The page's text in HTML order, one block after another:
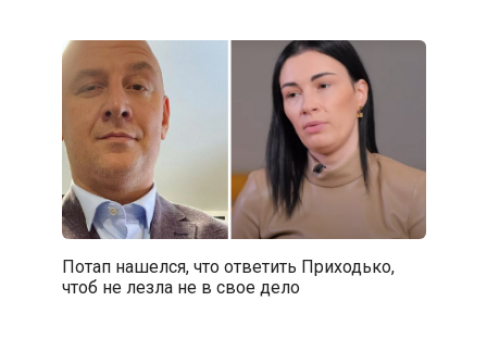
Потап нашелся, что ответить Приходько,
чтоб не лезла не в свое дело